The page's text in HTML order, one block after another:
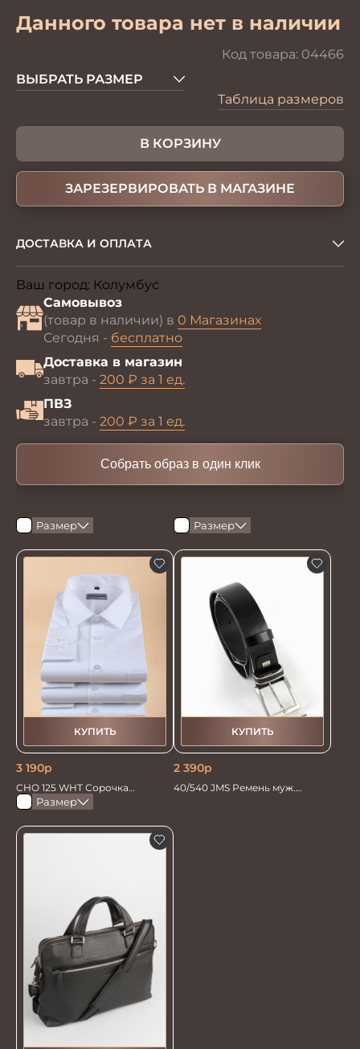
Данного товара нет в наличии
Код товара: 04466
ВЫБРАТЬ РАЗМЕР
Таблица размеров
В КОРЗИНУ
ЗАРЕЗЕРВИРОВАТЬ В МАГАЗИНЕ
ДОСТАВКА И ОПЛАТА
Ваш город: Колумбус
Самовывоз
(товар в наличии) в 0 Магазинах
Сегодня - бесплатно
Доставка в магазин
завтра - 200 ₽ за 1 ед.
ПВЗ
завтра - 200 ₽ за 1 ед.
Собрать образ в один клик
Размер
КУПИТЬ
3 190р
CHO 125 WHT Сорочка
мужская
Размер
КУПИТЬ
2 390р
40/540 JMS Ремень муж.
Размер